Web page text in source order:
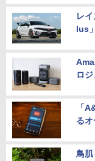
レ
lus
ロ
「
る
鳥肌